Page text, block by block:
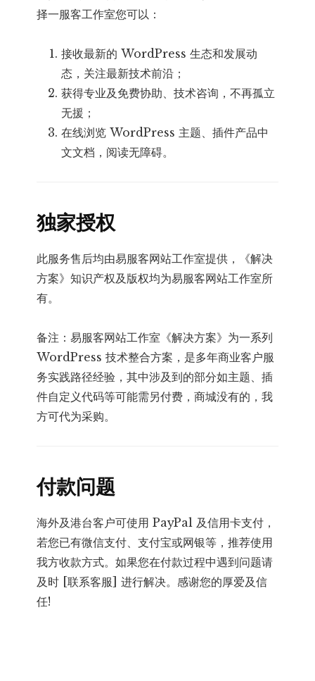
择一服客工作室您可以：
接收最新的 WordPress 生态和发展动
态，关注最新技术前沿；
获得专业及免费协助、技术咨询，不再孤立
无援；
在线浏览 WordPress 主题、插件产品中
文文档，阅读无障碍。
独家授权
此服务售后均由易服客网站工作室提供，《解决
方案》知识产权及版权均为易服客网站工作室所
有。
备注：易服客网站工作室《解决方案》为一系列
WordPress 技术整合方案，是多年商业客户服
务实践路径经验，其中涉及到的部分如主题、插
件自定义代码等可能需另付费，商城没有的，我
方可代为采购。
付款问题
海外及港台客户可使用 PayPal 及信用卡支付，
若您已有微信支付、支付宝或网银等，推荐使用
我方收款方式。如果您在付款过程中遇到问题请
及时 [联系客服] 进行解决。感谢您的厚爱及信
任!